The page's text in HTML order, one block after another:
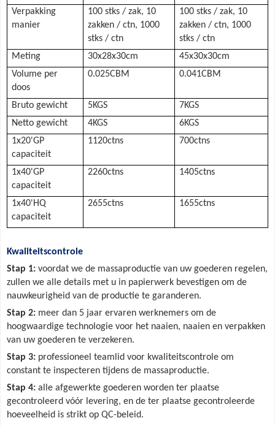
Verpakking
manier
100 stks / zak, 10
zakken / ctn, 1000
stks / ctn
100 stks / zak, 10
zakken / ctn, 1000
stks / ctn
Meting
30x28x30cm
45x30x30cm
Volume per
doos
0.025CBM 0.041CBM
Bruto gewicht 5KGS
7KGS
Netto gewicht
4KGS
6KGS
1x20'GP
capaciteit
1120ctns 700ctns
1x40'GP
capaciteit
2260ctns 1405ctns
1x40'HQ
capaciteit
2655ctns 1655ctns
Kwaliteitscontrole
Stap 1: voordat we de massaproductie van uw goederen regelen,
zullen we alle details met u in papierwerk bevestigen om de
nauwkeurigheid van de productie te garanderen.
Stap 2: meer dan 5 jaar ervaren werknemers om de
hoogwaardige technologie voor het naaien, naaien en verpakken
van uw goederen te verzekeren.
Stap 3: professioneel teamlid voor kwaliteitscontrole om
constant te inspecteren tijdens de massaproductie.
Stap 4: alle afgewerkte goederen worden ter plaatse
gecontroleerd vóór levering, en de ter plaatse gecontroleerde
hoeveelheid is strikt op QC-beleid.